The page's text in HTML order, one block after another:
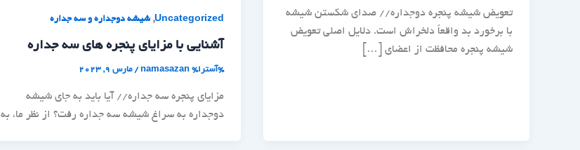
تعویض شیشه پنجره دوجداره// صدای شکستن شیشه
با برخورد بد واقعاً دلخراش است. دلایل اصلی تعویض
شیشه پنجره محافظت از اعضای […]
Uncategorized
, شیشه دوجداره و سه جداره
آشنایی با مزایای پنجره های سه جداره
%آسترا% namasazan
/مارس 9, 2023
مزایای پنجره سه جداره// آیا باید به جای شیشه
دوجداره به سراغ شیشه سه جداره رفت؟ از نظر ما، به